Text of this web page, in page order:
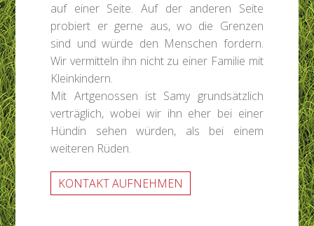
auf einer Seite. Auf der anderen Seite
probiert er gerne aus, wo die Grenzen
sind und würde den Menschen fordern.
Wir vermitteln ihn nicht zu einer Familie mit
Kleinkindern.
Mit Artgenossen ist Samy grundsätzlich
verträglich, wobei wir ihn eher bei einer
Hündin sehen würden, als bei einem
weiteren Rüden.
KONTAKT AUFNEHMEN